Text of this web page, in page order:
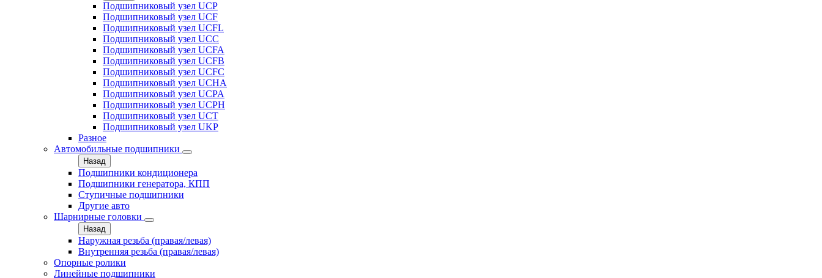
Подшипниковый узел UCP
Подшипниковый узел UCF
Подшипниковый узел UCFL
Подшипниковый узел UCC
Подшипниковый узел UCFA
Подшипниковый узел UCFB
Подшипниковый узел UCFC
Подшипниковый узел UCHA
Подшипниковый узел UCPA
Подшипниковый узел UCPH
Подшипниковый узел UCT
Подшипниковый узел UKP
Разное
Автомобильные подшипники
Назад
Подшипники кондиционера
Подшипники генератора, КПП
Ступичные подшипники
Другие авто
Шарнирные головки
Назад
Наружная резьба (правая/левая)
Внутренняя резьба (правая/левая)
Опорные ролики
Линейные подшипники